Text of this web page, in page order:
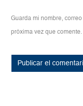
Guarda mi nombre,
próxima vez que comente.